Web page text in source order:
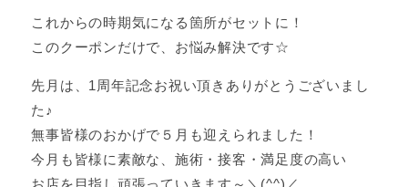
これからの時期気になる箇所がセットに！
このクーポンだけで、お悩み解決です☆
先月は、1周年記念お祝い頂きありがとうございまし
た♪
無事皆様のおかげで５月も迎えられました！
今月も皆様に素敵な、施術・接客・満足度の高い
お店を目指し頑張っていきます～＼(^^)／